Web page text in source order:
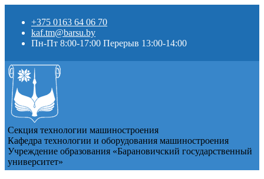
+375 0163 64 06 70
kaf.tm@barsu.by
Пн-Пт 8:00-17:00 Перерыв 13:00-14:00
Секция технологии машиностроения
Кафедра технологии и оборудования машиностроения
Учреждение образования «Барановичский государственный
университет»